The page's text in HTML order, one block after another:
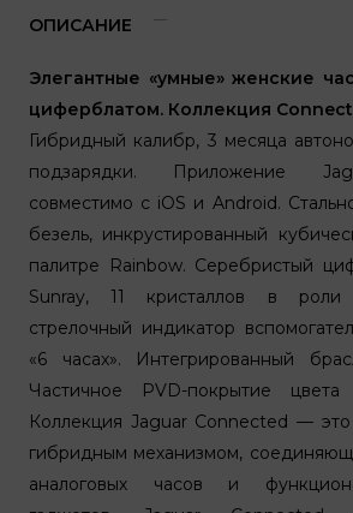
ОПИСАНИЕ
Элегантные «умные» женские
циферблатом. Коллекция
Гибридный калибр, 3 месяца
подзарядки. Приложение
совместимо с iOS и Android.
безель, инкрустированный
палитре Rainbow. Серебристый
Sunray, 11 кристаллов в роли
стрелочный индикатор
«6 часах». Интегрированный
Частичное PVD-покрытие цвета
Коллекция Jaguar Connected —
гибридным механизмом,
аналоговых часов и